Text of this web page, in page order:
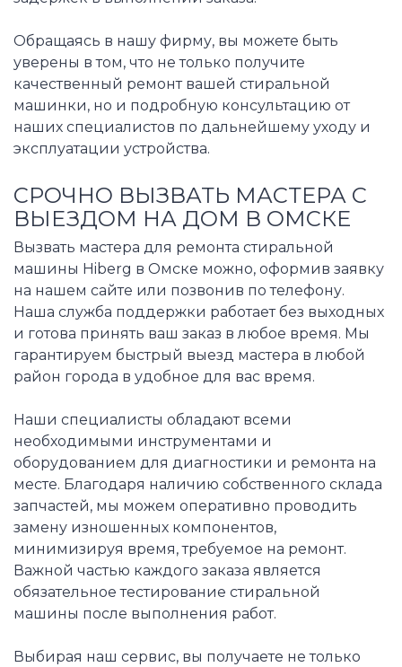
Обращаясь в нашу фирму, вы можете быть
уверены в том, что не только получите
качественный ремонт вашей стиральной
машинки, но и подробную консультацию от
наших специалистов по дальнейшему уходу и
эксплуатации устройства.
СРОЧНО ВЫЗВАТЬ МАСТЕРА С
ВЫЕЗДОМ НА ДОМ В ОМСКЕ
Вызвать мастера для ремонта стиральной
машины Hiberg в Омске можно, оформив заявку
на нашем сайте или позвонив по телефону.
Наша служба поддержки работает без выходных
и готова принять ваш заказ в любое время. Мы
гарантируем быстрый выезд мастера в любой
район города в удобное для вас время.
Наши специалисты обладают всеми
необходимыми инструментами и
оборудованием для диагностики и ремонта на
месте. Благодаря наличию собственного склада
запчастей, мы можем оперативно проводить
замену изношенных компонентов,
минимизируя время, требуемое на ремонт.
Важной частью каждого заказа является
обязательное тестирование стиральной
машины после выполнения работ.
Выбирая наш сервис, вы получаете не только